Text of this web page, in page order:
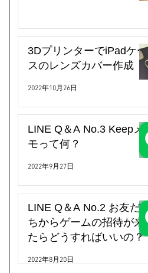
3DプリンターでiPadケー
スのレンズカバー作成
2022年10月26日
LINE Q＆A No.3 Keepメ
モって何？
2022年9月27日
LINE Q＆A No.2 お友だ
ちからゲームの招待が来
たらどうすればいいの？
2022年8月20日